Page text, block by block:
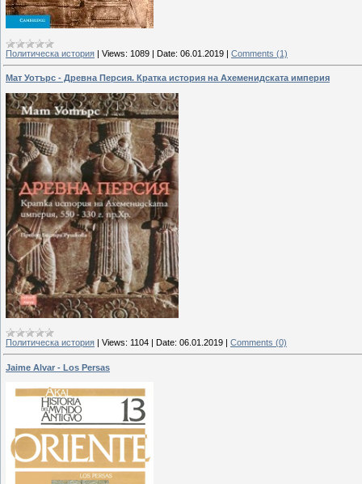
Политическа история | Views: 1089 | Date: 06.01.2019 | Comments (1)
Мат Уотърс - Древна Персия. Кратка история на Ахеменидската империя
Политическа история Views: 1104 Date: 06.01.2019 Comments (0)
Jaime Alvar - Los Persas